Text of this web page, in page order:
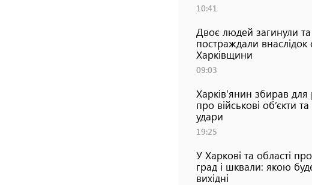
10:41
Двоє людей загинули
постраждали внаслідок
Харківщини
09:03
Харків’янин збирав для
про військові об’єкти
удари
19:25
У Харкові та області
град і шквали: якою
вихідні